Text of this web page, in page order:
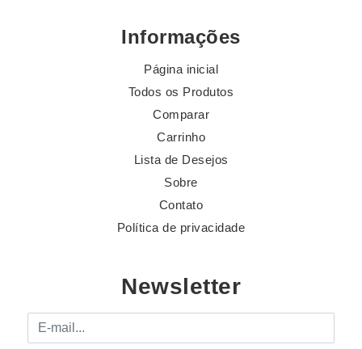
Informações
Página inicial
Todos os Produtos
Comparar
Carrinho
Lista de Desejos
Sobre
Contato
Política de privacidade
Newsletter
E-mail